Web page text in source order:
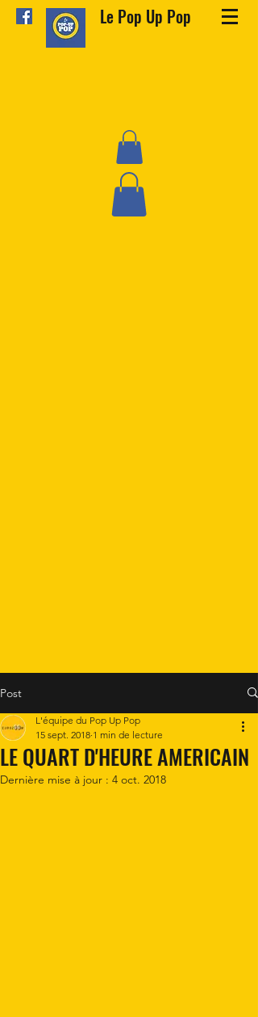
Le Pop Up Pop
Post
LE QUART D'HEURE AMERICAIN
L'équipe du Pop Up Pop
15 sept. 2018 1 min de lecture
Dernière mise à jour : 4 oct. 2018